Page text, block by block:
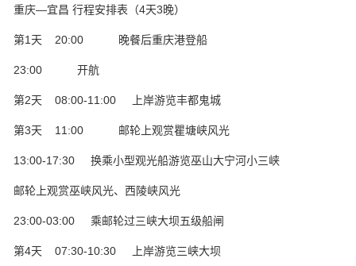
重庆—宜昌 行程安排表（4天3晚）
第1天 20:00 晚餐后重庆港登船
23:00 开航
第2天 08:00-11:00 上岸游览丰都鬼城
第3天 11:00 邮轮上观赏瞿塘峡风光
13:00-17:30 换乘小型观光船游览巫山大宁河小三峡
邮轮上观赏巫峡风光、西陵峡风光
23:00-03:00 乘邮轮过三峡大坝五级船闸
第4天 07:30-10:30 上岸游览三峡大坝